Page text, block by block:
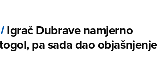
/Igrač Dubrave namjerno
pa sada dao objašnjenje